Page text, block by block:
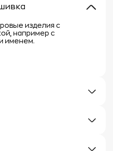
изделия с
например с
именем.
впитывающие